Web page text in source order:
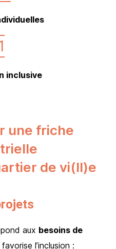
inclusive
une friche
de vi(ll)e
aux besoins de
l’inclusion :